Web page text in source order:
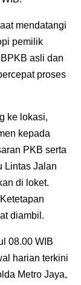
mendatangi
pemilik
asli dan
proses
ke lokasi,
kepada
PKB serta
Lintas Jalan
di loket.
diambil.
08.00 WIB
harian terkini
Metro Jaya,